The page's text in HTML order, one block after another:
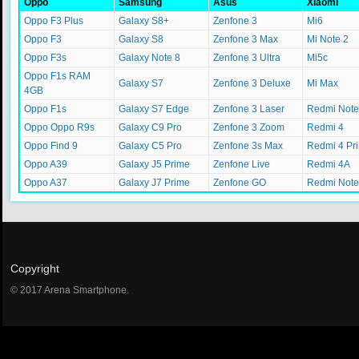
Oppo Samsung Asus
Xiaomi
Oppo F3 Plus
Galaxy S8+ Zenfone 3
Mi6
Oppo F3
Galaxy S8 Zenfone 3 Max
Mi Note 2
Oppo F3s
Galaxy Note 8 Zenfone 3 Ultra
Mi5c
Oppo F1s RAM
4GB
Galaxy S7 Zenfone 3 Deluxe Mi Max
Oppo F1s Galaxy S7 Edge Zenfone 3 Laser
Redmi
Oppo Oppo R9s
Galaxy C9 Pro Zenfone 3 Zoom
Redmi 4
Oppo Find 9
Galaxy C5 Pro Zenfone 3s Max
Redmi 4
Oppo A39
Galaxy J5 Prime Zenfone Live
Redmi 4A
Oppo A37
Galaxy J7 Prime Zenfone GO Redmi
Copyright
© 2017 Arena Smartphone.